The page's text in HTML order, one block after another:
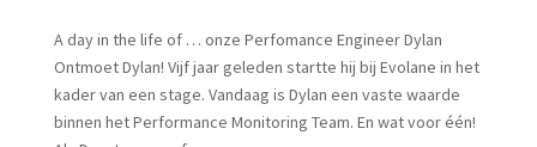
A day in the life of … onze Perfomance Engineer Dylan
Ontmoet Dylan! Vijf jaar geleden startte hij bij Evolane in het
kader van een stage. Vandaag is Dylan een vaste waarde
binnen het Performance Monitoring Team. En wat voor één!